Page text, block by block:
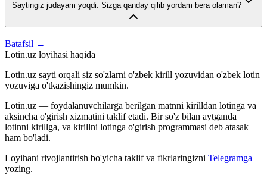
Saytingiz judayam yoqdi. Sizga qanday qilib yordam bera olaman?
Batafsil →
Lotin.uz loyihasi haqida
Lotin.uz sayti orqali siz so'zlarni o'zbek kirill yozuvidan o'zbek lotin
yozuviga o'tkazishingiz mumkin.
Lotin.uz — foydalanuvchilarga berilgan matnni kirilldan lotinga va
aksincha o'girish xizmatini taklif etadi. Bir so'z bilan aytganda
lotinni kirillga, va kirillni lotinga o'girish programmasi deb atasak
ham bo'ladi.
Loyihani rivojlantirish bo'yicha taklif va fikrlaringizni Telegramga
yozing.